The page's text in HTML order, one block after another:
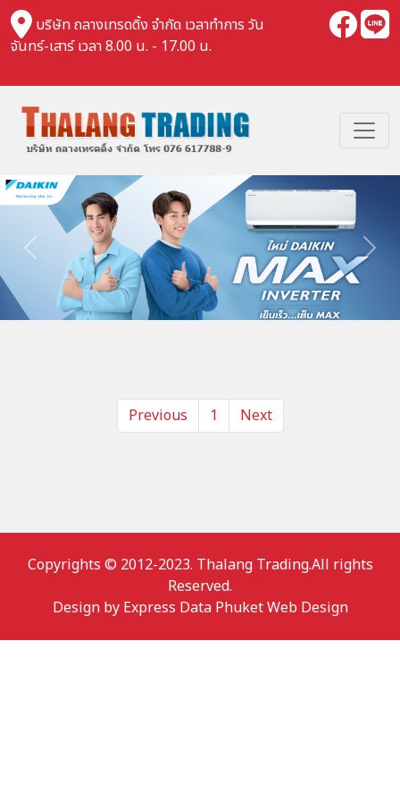
บริษัท ถลางเทรดดิ้ง จำกัด เวลาทำการ วัน
จันทร์-เสาร์ เวลา 8.00 น. - 17.00 น.
Previous Next
Previous 1 Next
Copyrights © 2012-2023. Thalang Trading.All rights
Reserved.
Design by Express Data Phuket Web Design